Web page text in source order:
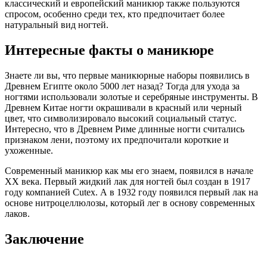
классический и европейский маникюр также пользуются
спросом, особенно среди тех, кто предпочитает более
натуральный вид ногтей.
Интересные факты о маникюре
Знаете ли вы, что первые маникюрные наборы появились в
Древнем Египте около 5000 лет назад? Тогда для ухода за
ногтями использовали золотые и серебряные инструменты. В
Древнем Китае ногти окрашивали в красный или черный
цвет, что символизировало высокий социальный статус.
Интересно, что в Древнем Риме длинные ногти считались
признаком лени, поэтому их предпочитали короткие и
ухоженные.
Современный маникюр как мы его знаем, появился в начале
XX века. Первый жидкий лак для ногтей был создан в 1917
году компанией Cutex. А в 1932 году появился первый лак на
основе нитроцеллюлозы, который лег в основу современных
лаков.
Заключение